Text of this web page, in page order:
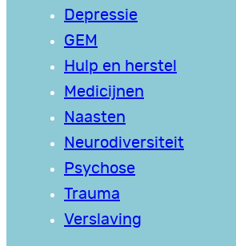
Depressie
GEM
Hulp en herstel
Medicijnen
Naasten
Neurodiversiteit
Psychose
Trauma
Verslaving